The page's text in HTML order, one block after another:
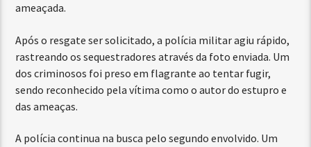
ameaçada.
Após o resgate ser solicitado, a polícia militar agiu rápido,
rastreando os sequestradores através da foto enviada. Um
dos criminosos foi preso em flagrante ao tentar fugir,
sendo reconhecido pela vítima como o autor do estupro e
das ameaças.
A polícia continua na busca pelo segundo envolvido. Um